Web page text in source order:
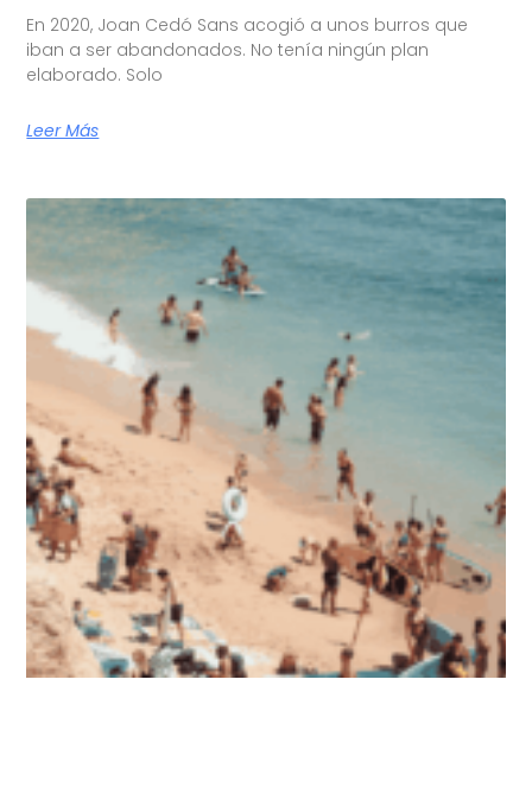
En 2020, Joan Cedó Sans acogió a unos burros que
iban a ser abandonados. No tenía ningún plan
elaborado. Solo
Leer Más